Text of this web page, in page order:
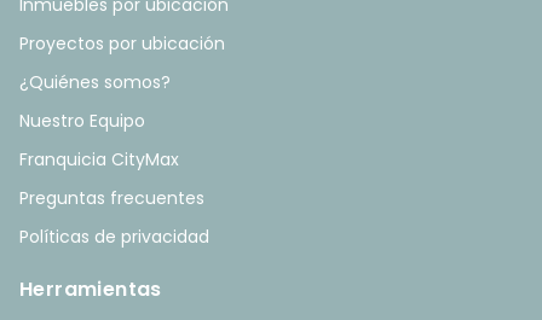
Inmuebles por ubicación
Proyectos por ubicación
¿Quiénes somos?
Nuestro Equipo
Franquicia CityMax
Preguntas frecuentes
Políticas de privacidad
Herramientas